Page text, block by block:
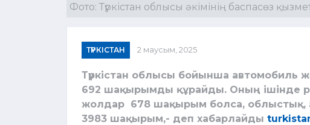
Фото: Түркістан облысы әкімінің баспасөз
ТҮРКІСТАН 2 маусым, 2025
Түркістан облысы бойынша
692 шақырымды құрайды. Оның ішінде
жолдар 678 шақырым болса, облыстық,
3983 шақырым,- деп хабарлайды